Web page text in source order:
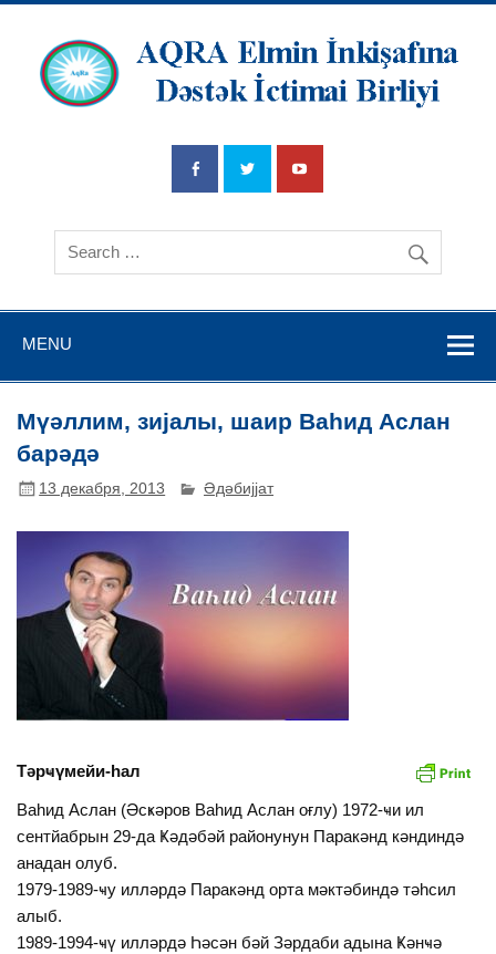
İnkişafına
Dətsək İctimai
Birliyi
MENU
Мүәллим, зијалы, шаир Ваһид Аслан
барәдә
13 декабря, 2013 Әдәбијјат
Тәрҹүмейи-һал
Ваһид Аслан (Әсҝәров Ваһид Аслан оғлу) 1972-ҹи ил
сентйабрын 29-да Ҝәдәбәй районунун Паракәнд кәндиндә
анадан олуб.
1979-1989-ҹу илләрдә Паракәнд орта мәктәбиндә тәһсил
алыб.
1989-1994-ҹү илләрдә Һәсән бәй Зәрдаби адына Ҝәнҹә